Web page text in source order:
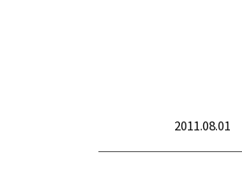
2011.08.01